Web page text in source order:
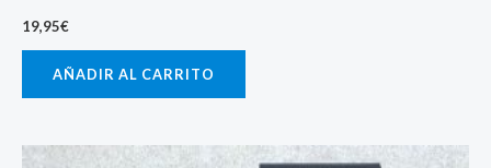
19,95€
AÑADIR AL CARRITO